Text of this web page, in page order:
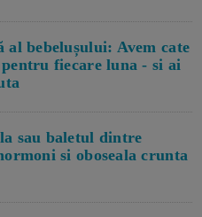
al bebelușului: Avem cate
fiecare luna - si ai
sau baletul dintre
si oboseala crunta